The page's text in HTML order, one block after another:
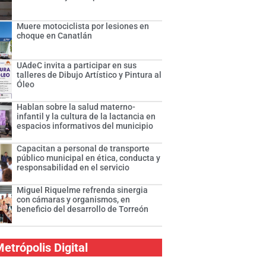
Muere motociclista por lesiones en
choque en Canatlán
UAdeC invita a participar en sus
talleres de Dibujo Artístico y Pintura al
Óleo
Hablan sobre la salud materno-
infantil y la cultura de la lactancia en
espacios informativos del municipio
Capacitan a personal de transporte
público municipal en ética, conducta y
responsabilidad en el servicio
Miguel Riquelme refrenda sinergia
con cámaras y organismos, en
beneficio del desarrollo de Torreón
Digital